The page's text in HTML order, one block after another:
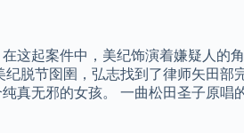
这起案件中，美纪饰演着嫌疑人
脱节囹圉，弘志找到了律师矢田
无邪的女孩。 一曲松田圣子原唱